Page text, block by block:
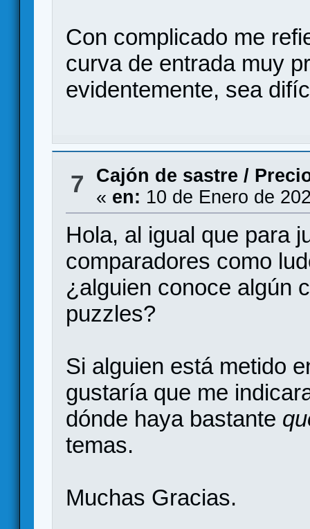
Con complicado me
curva de entrada muy
evidentemente, sea
7 Cajón de sastre /
« en: 10 de Enero de
Hola, al igual que para
comparadores como
¿alguien conoce algún
puzzles?
Si alguien está metido
gustaría que me
dónde haya bastante
temas.
Muchas Gracias.